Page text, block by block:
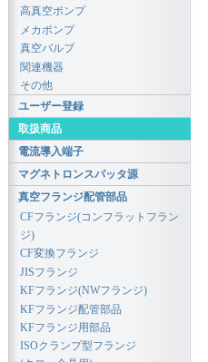
高真空ポンプ
メカポンプ
真空バルブ
関連機器
その他
ユーザー登録
取扱商品
電流導入端子
マグネトロンスパッタ源
真空フランジ配管部品
CFフランジ(コンフラットフラン
ジ)
CF変換フランジ
JISフランジ
KFフランジ(NWフランジ)
KFフランジ配管部品
KFフランジ用部品
ISOクランプ型フランジ